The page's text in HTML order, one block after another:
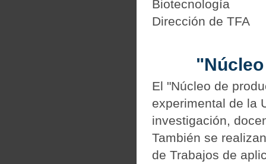
Biotecnología
Dirección de TFA
El "Núcleo de
experimental de la
investigación,
También se
de Trabajos de